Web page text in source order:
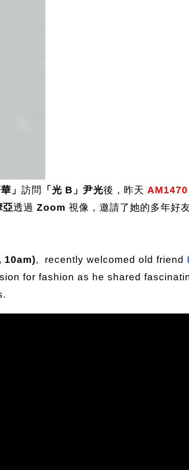
」 訪問 「光 B」尹光後，昨天 AM1470
亞透過 Zoom 視像，邀請了她的多年好
10am), recently welcomed old friend
for fashion as he shared